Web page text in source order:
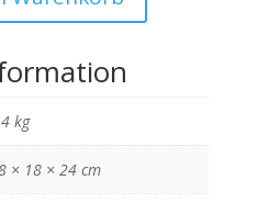
kg
× 18 × 24 cm